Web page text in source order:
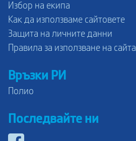
Избор на екипа
Как да използваме сайтовете
Защита на личните данни
Правила за използване на сайта
Връзки РИ
Полио
Последвайте ни